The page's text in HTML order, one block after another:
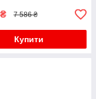
₴ 7 586 ₴
Купити